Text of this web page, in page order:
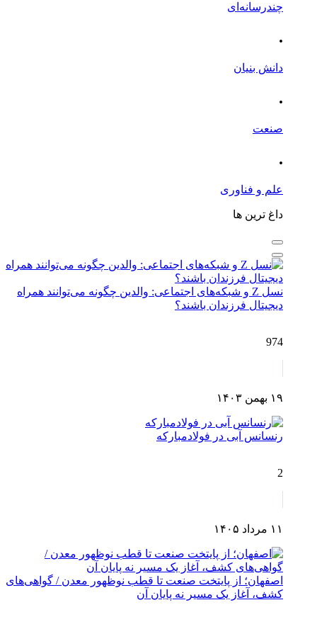
چندرسانه‌ای
.
دانش بنیان
.
صنعت
.
علم و فناوری
داغ ترین ها
نسل Z و شبکه‌های اجتماعی: والدین چگونه می‌توانند همراه
دیجیتال فرزندان باشند؟
974
۱۹ بهمن ۱۴۰۳
رنسانس آبی در فولادمبارکه
2
۱۱ مرداد ۱۴۰۵
اصفهان؛ از پایتخت صنعت تا قطب نوظهور معدن / گواهی‌های
کشف، آغاز یک مسیر نه پایان آن